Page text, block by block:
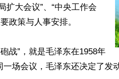
扩大会议”、“中央工作会
政策与人事安排。
战”，就是毛泽东在1958年
场会议，毛泽东还决定了发